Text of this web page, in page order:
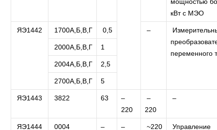
кВт с МЭО
ЯЭ1442 1700А,Б,В,Г 0,5 –
переменного
2000А,Б,В,Г 1
2004А,Б,В,Г 2,5
2700А,Б,В,Г 5
ЯЭ1443 3822 63
–
220
–
220
–
ЯЭ1444 0004 – – ~220
Управление